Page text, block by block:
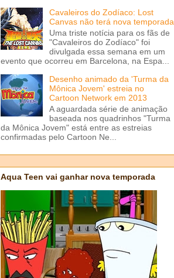
Cavaleiros do Zodíaco: Lost
Canvas não terá nova temporada
Uma triste notícia para os fãs de
"Cavaleiros do Zodíaco" foi
divulgada essa semana em um
evento que ocorreu em Barcelona, na Espa...
Desenho animado da 'Turma da
Mônica Jovem' estreia no
Cartoon Network em 2013
A aguardada série de animação
baseada nos quadrinhos "Turma
da Mônica Jovem" está entre as estreias
confirmadas pelo Cartoon Ne...
Aqua Teen vai ganhar nova temporada